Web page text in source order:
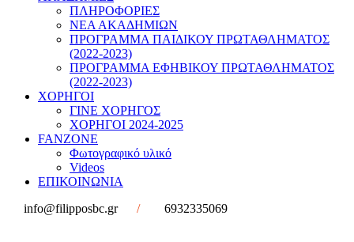
ΠΛΗΡΟΦΟΡΙΕΣ
ΝΕΑ ΑΚΑΔΗΜΙΩΝ
ΠΡΟΓΡΑΜΜΑ ΠΑΙΔΙΚΟΥ ΠΡΩΤΑΘΛΗΜΑΤΟΣ
(2022-2023)
ΠΡΟΓΡΑΜΜΑ ΕΦΗΒΙΚΟΥ ΠΡΩΤΑΘΛΗΜΑΤΟΣ
(2022-2023)
ΧΟΡΗΓΟΙ
ΓΙΝΕ ΧΟΡΗΓΟΣ
ΧΟΡΗΓΟΙ 2024-2025
FANZONE
Φωτογραφικό υλικό
Videos
ΕΠΙΚΟΙΝΩΝΙΑ
info@filipposbc.gr
/ 6932335069